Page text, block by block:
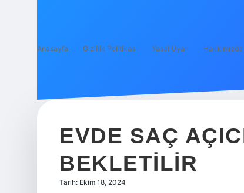
Anasayfa Gizlilik Politikası Yasal Uyarı Hakkımızda
EVDE SAÇ
BEKLETILIR
Tarih: Ekim 18, 2024